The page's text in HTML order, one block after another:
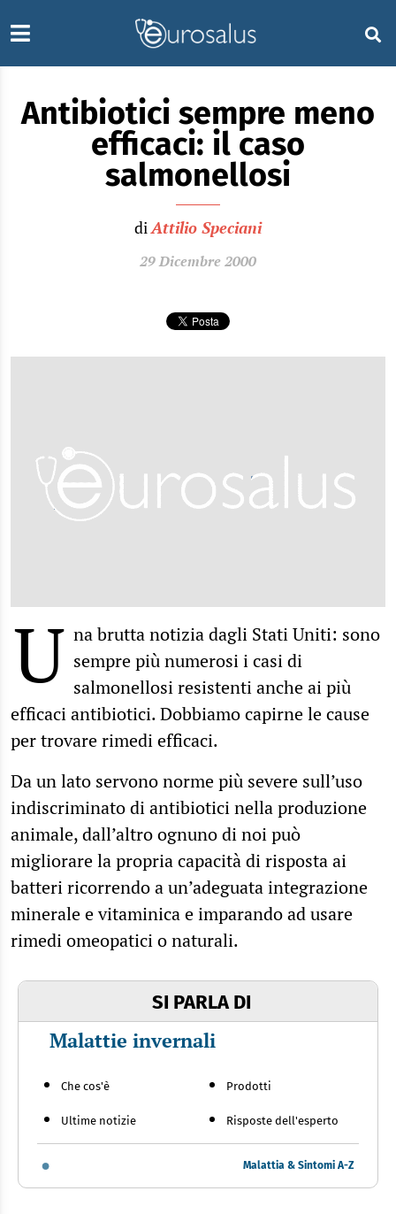
Antibiotici sempre meno
efficaci: il caso
salmonellosi
diAttilio Speciani
29 Dicembre 2000
U na brutta notizia dagli Stati Uniti: sono
sempre più numerosi i casi di
salmonellosi resistenti anche ai più
efficaci antibiotici. Dobbiamo capirne le cause
per trovare rimedi efficaci.
Da un lato servono norme più severe sull’uso
indiscriminato di antibiotici nella produzione
animale, dall’altro ognuno di noi può
migliorare la propria capacità di risposta ai
batteri ricorrendo a un’adeguata integrazione
minerale e vitaminica e imparando ad usare
rimedi omeopatici o naturali.
SI PARLA DI
Malattie invernali
Che cos'è
Ultime notizie
Prodotti
Risposte dell'esperto
Malattia & Sintomi A-Z